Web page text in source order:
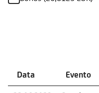
Data Evento